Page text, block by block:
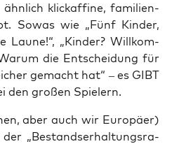
ähn­lich klick­af­fi­ne, fami­li­en­
Sowas wie „Fünf Kin­der,
Lau­ne!“, „Kin­der? Will­kom­
die Ent­schei­dung für
gemacht hat“ – es GIBT
den gro­ßen Spielern.
aber auch wir Euro­pä­er)
„Bestands­er­hal­tungs­ra­